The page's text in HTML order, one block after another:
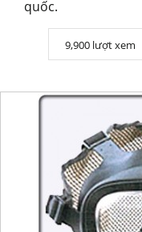
quốc.
9,900 lượt xem